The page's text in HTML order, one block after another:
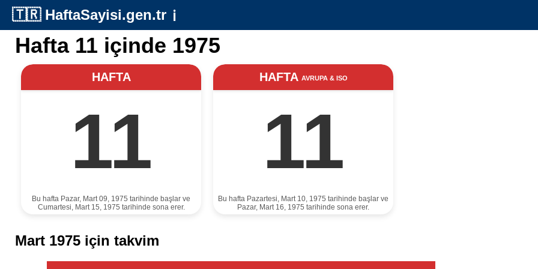
🇹🇷 HaftaSayisi.gen.tr ℹ️
Hafta 11 içinde 1975
HAFTA
11
Bu hafta Pazar, Mart 09, 1975 tarihinde başlar ve
Cumartesi, Mart 15, 1975 tarihinde sona erer.
HAFTA AVRUPA & ISO
11
Bu hafta Pazartesi, Mart 10, 1975 tarihinde başlar ve
Pazar, Mart 16, 1975 tarihinde sona erer.
Mart 1975 için takvim